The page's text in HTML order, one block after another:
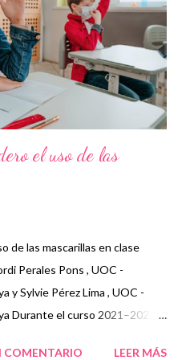
únic, i que tot i ser establert
des de la proximitat i el fet
inclusiva, acollidora i
el uso de las
de las mascarillas en clase
Perales Pons , UOC -
y Sylvie Pérez Lima , UOC -
Durante el curso 2021–2022
COMENTARIO LEER MÁS